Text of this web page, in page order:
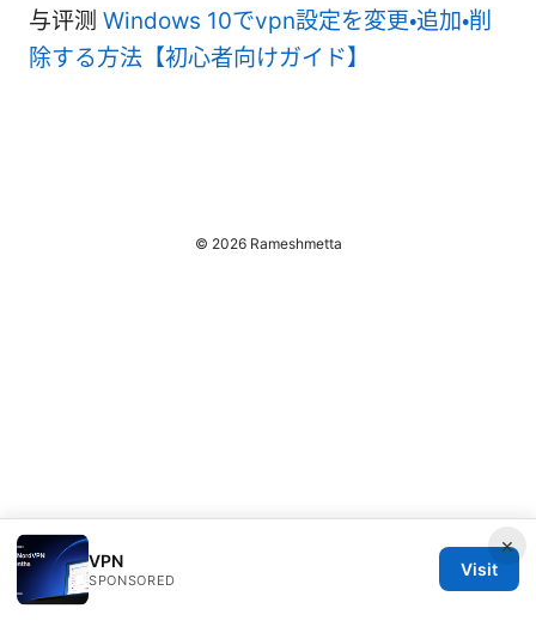
与评测 Windows 10でvpn設定を変更・追加・削
除する方法【初心者向けガイド】
×
VPN
SPONSORED
Visit
© 2026 Rameshmetta